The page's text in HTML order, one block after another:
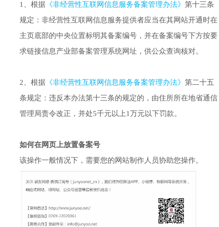
1、根据 《非经营性互联网信息服务备案管理办法》 第十三条
规定：非经营性互联网信息服务提供者应当在其网站开通时在
主页底部的中央位置标明其备案编号，并在备案编号下方按要
求链接信息产业部备案管理系统网址，供公众查询核对。
2、根据 《非经营性互联网信息服务备案管理办法》 第二十五
条规定：违反本办法第十三条的规定的，由住所所在地省通信
管理局责令改正，并处5千元以上1万元以下罚款。
如何在网页上放置备案号
该操作一般情况下，需要您的网站制作人员协助您操作。